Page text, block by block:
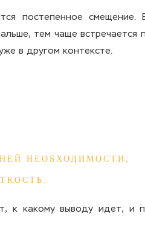
постепенное смещение.
тем чаще встречается
в другом контексте.
НЕОБХОДИМОСТИ;
к какому выводу идет, и